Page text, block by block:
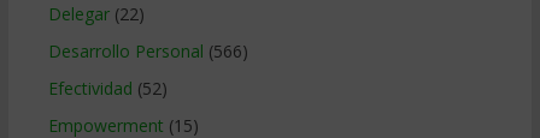
Delegar(22)
Desarrollo Personal (566)
Efectividad (52)
Empowerment (15)